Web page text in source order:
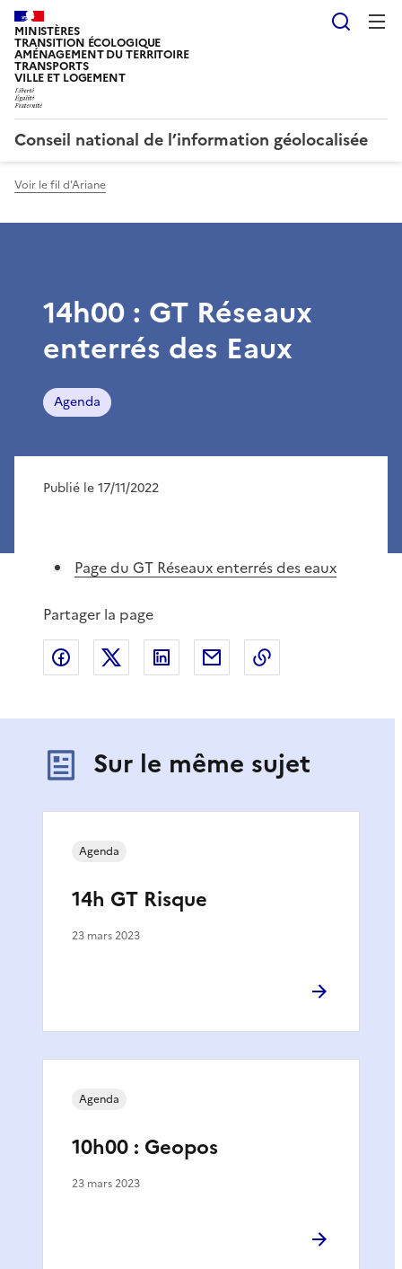
MINISTÈRES
TRANSITION ÉCOLOGIQUE
AMÉNAGEMENT DU TERRITOIRE
TRANSPORTS
VILLE ET LOGEMENT
Conseil national de l’information géolocalisée
Voir le fil d'Ariane
14h00 : GT Réseaux
enterrés des Eaux
Agenda
Publié le 17/11/2022
Page du GT Réseaux enterrés des eaux
Partager la page
Partager sur Facebook
Partager sur XPartager sur LinkedIn
Partager par email
Sur le même sujet
14h GT Risque
Agenda
23 mars 2023
10h00 : Geopos
Agenda
23 mars 2023